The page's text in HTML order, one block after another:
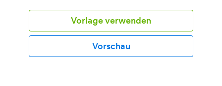
Vorlage verwenden
Vorschau